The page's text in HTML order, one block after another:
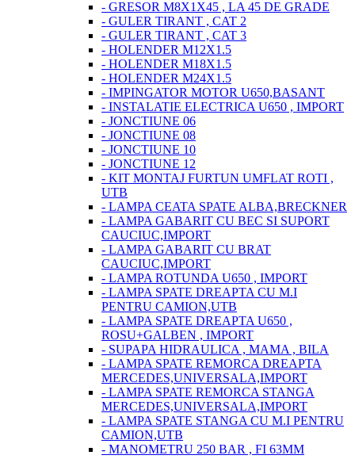
- GRESOR M8X1X45 , LA 45 DE GRADE
- GULER TIRANT , CAT 2
- GULER TIRANT , CAT 3
- HOLENDER M12X1.5
- HOLENDER M18X1.5
- HOLENDER M24X1.5
- IMPINGATOR MOTOR U650,BASANT
- INSTALATIE ELECTRICA U650 , IMPORT
- JONCTIUNE 06
- JONCTIUNE 08
- JONCTIUNE 10
- JONCTIUNE 12
- KIT MONTAJ FURTUN UMFLAT ROTI ,
UTB
- LAMPA CEATA SPATE ALBA,BRECKNER
- LAMPA GABARIT CU BEC SI SUPORT
CAUCIUC,IMPORT
- LAMPA GABARIT CU BRAT
CAUCIUC,IMPORT
- LAMPA ROTUNDA U650 , IMPORT
- LAMPA SPATE DREAPTA CU M.I
PENTRU CAMION,UTB
- LAMPA SPATE DREAPTA U650 ,
ROSU+GALBEN , IMPORT
- SUPAPA HIDRAULICA , MAMA , BILA
- LAMPA SPATE REMORCA DREAPTA
MERCEDES,UNIVERSALA,IMPORT
- LAMPA SPATE REMORCA STANGA
MERCEDES,UNIVERSALA,IMPORT
- LAMPA SPATE STANGA CU M.I PENTRU
CAMION,UTB
- MANOMETRU 250 BAR , FI 63MM